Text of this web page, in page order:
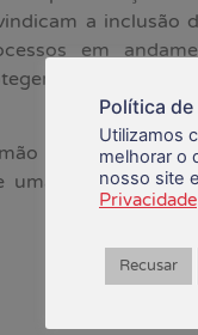
a inclusão
em
os
de direitos
uma proposta
Política
Utilizamos
melhorar o
nosso site
Privacidade
Recusar